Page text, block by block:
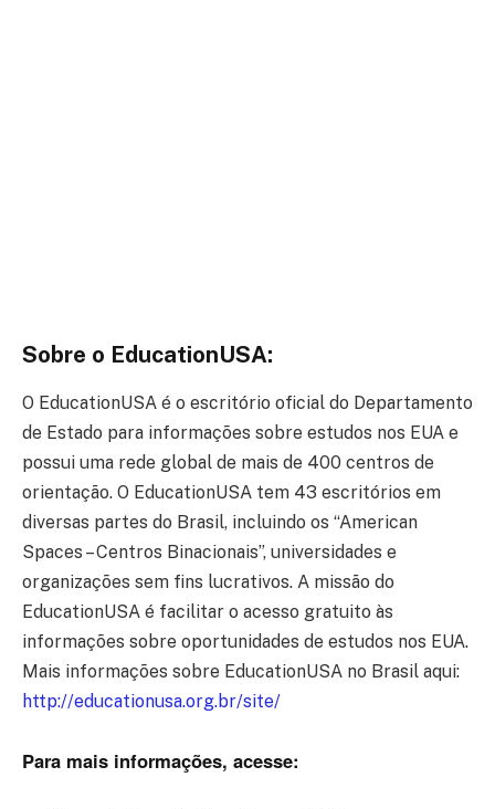
Sobre o EducationUSA:
O EducationUSA é o escritório oficial do Departamento
de Estado para informações sobre estudos nos EUA e
possui uma rede global de mais de 400 centros de
orientação. O EducationUSA tem 43 escritórios em
diversas partes do Brasil, incluindo os “American
Spaces – Centros Binacionais”, universidades e
organizações sem fins lucrativos. A missão do
EducationUSA é facilitar o acesso gratuito às
informações sobre oportunidades de estudos nos EUA.
Mais informações sobre EducationUSA no Brasil aqui:
http://educationusa.org.br/site/
Para mais informações, acesse: